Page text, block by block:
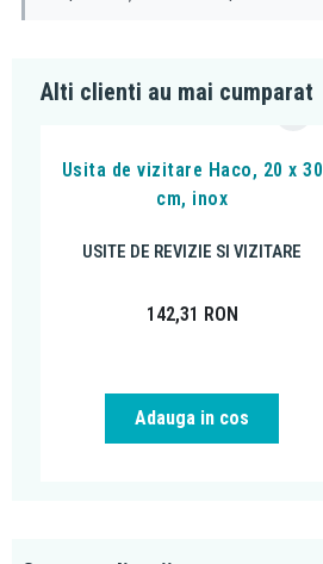
Alti clienti au mai cumparat
Usita de vizitare Haco, 20 x 30
cm, inox
USITE DE REVIZIE SI VIZITARE
142,31 RON
Adauga in cos